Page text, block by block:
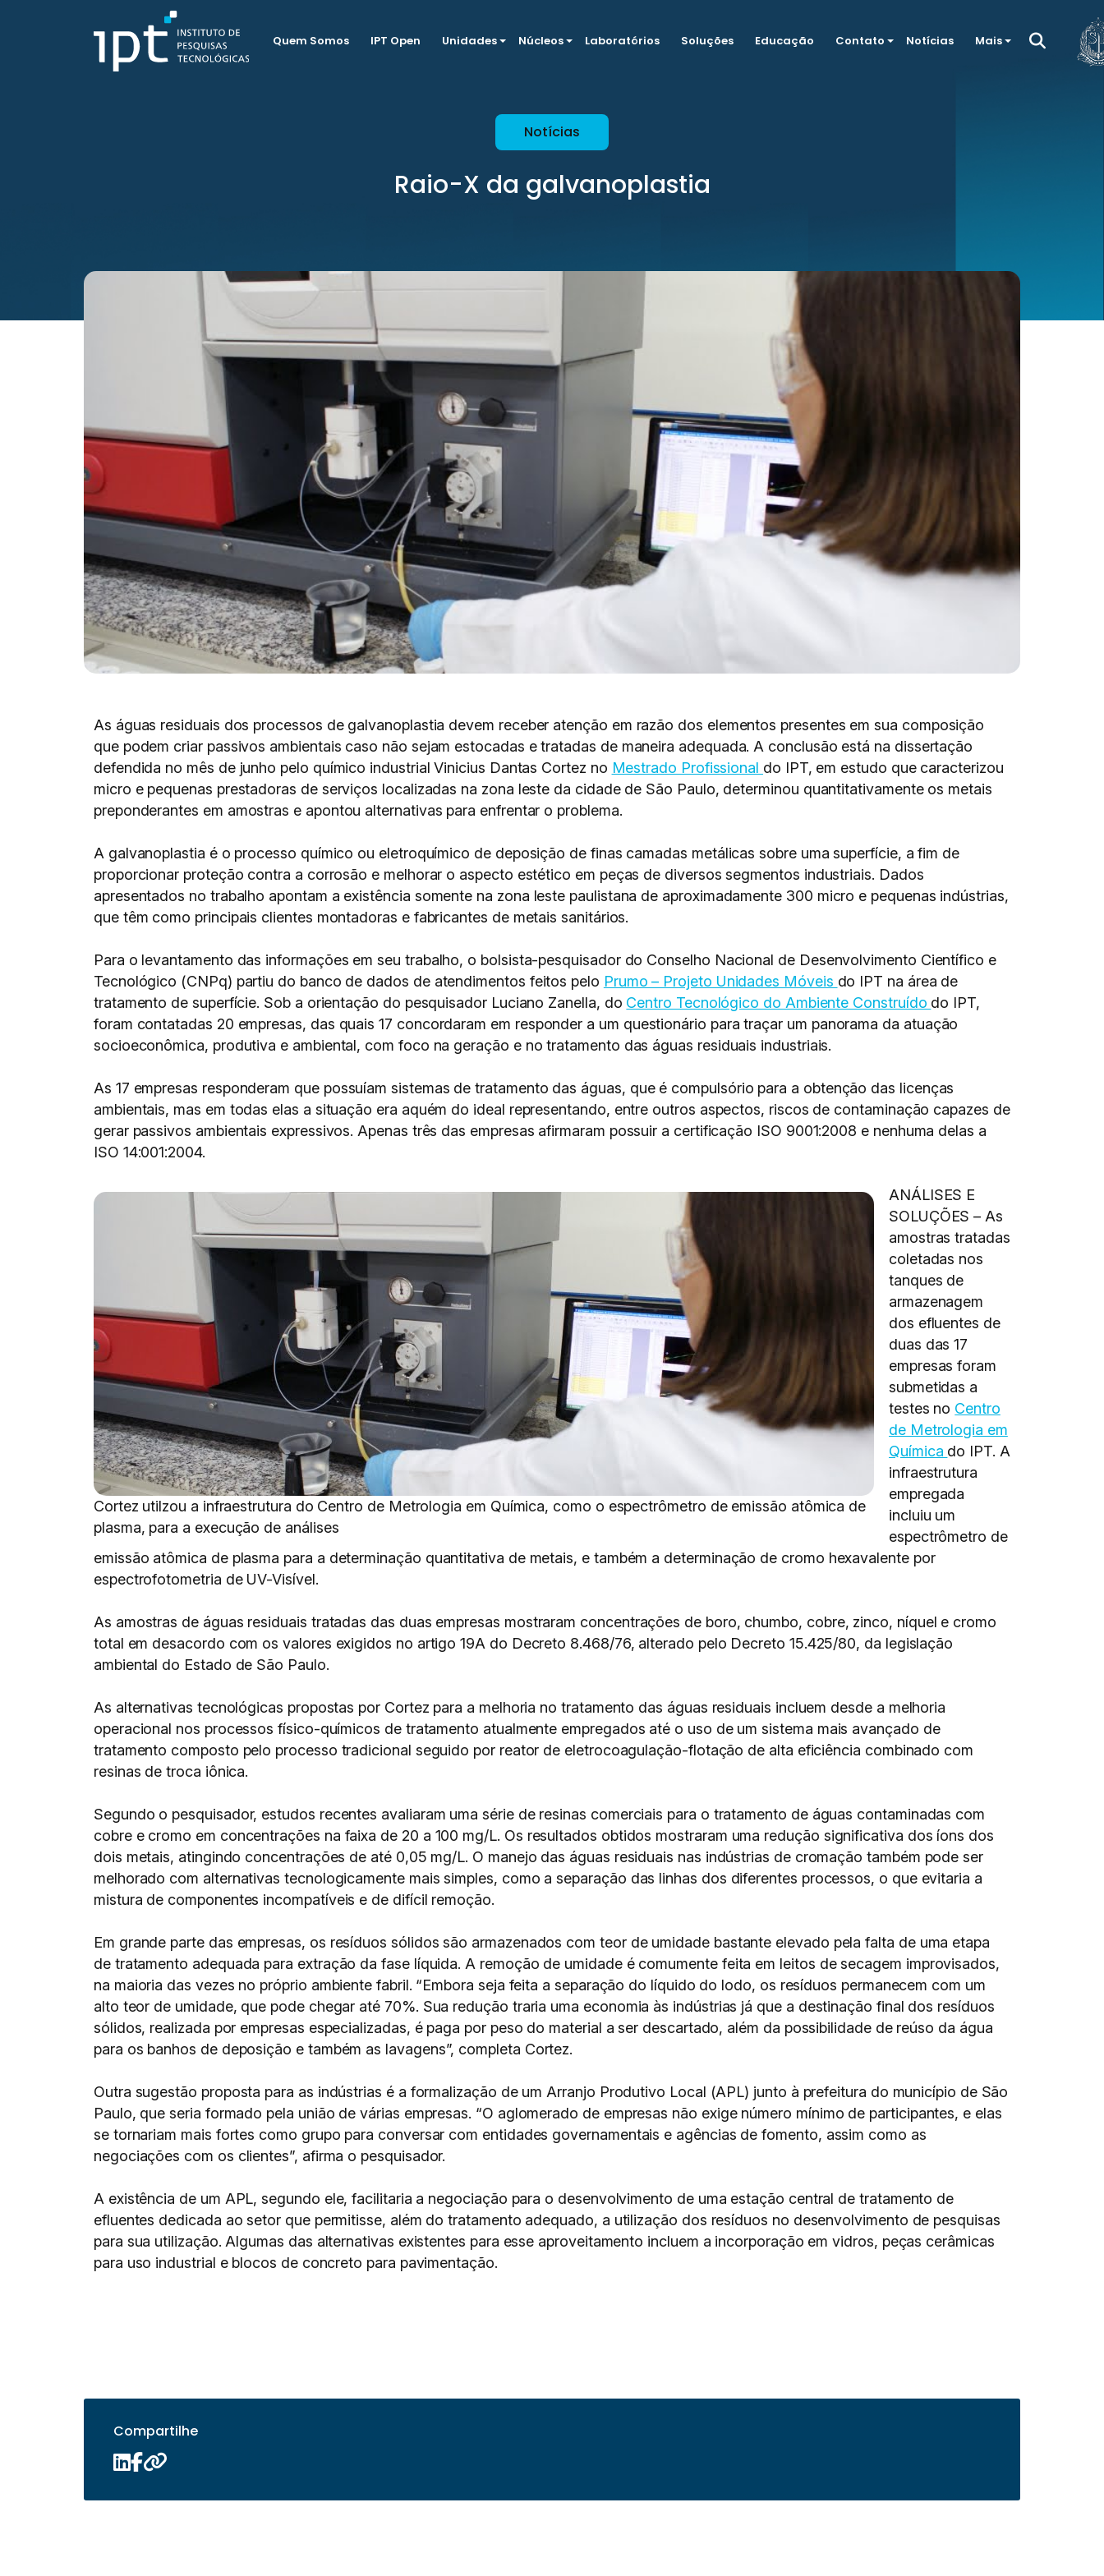
Quem Somos IPT Open Unidades Núcleos Laboratórios Soluções Educação Contato Notícias Mais
Notícias
Raio-X da galvanoplastia
As águas residuais dos processos de galvanoplastia devem receber atenção em razão dos elementos presentes em sua composição
que podem criar passivos ambientais caso não sejam estocadas e tratadas de maneira adequada. A conclusão está na dissertação
defendida no mês de junho pelo químico industrial Vinicius Dantas Cortez no Mestrado Profissional do IPT, em estudo que caracterizou
micro e pequenas prestadoras de serviços localizadas na zona leste da cidade de São Paulo, determinou quantitativamente os metais
preponderantes em amostras e apontou alternativas para enfrentar o problema.
A galvanoplastia é o processo químico ou eletroquímico de deposição de finas camadas metálicas sobre uma superfície, a fim de
proporcionar proteção contra a corrosão e melhorar o aspecto estético em peças de diversos segmentos industriais. Dados
apresentados no trabalho apontam a existência somente na zona leste paulistana de aproximadamente 300 micro e pequenas indústrias,
que têm como principais clientes montadoras e fabricantes de metais sanitários.
Para o levantamento das informações em seu trabalho, o bolsista-pesquisador do Conselho Nacional de Desenvolvimento Científico e
Tecnológico (CNPq) partiu do banco de dados de atendimentos feitos pelo Prumo – Projeto Unidades Móveis do IPT na área de
tratamento de superfície. Sob a orientação do pesquisador Luciano Zanella, do Centro Tecnológico do Ambiente Construído do IPT,
foram contatadas 20 empresas, das quais 17 concordaram em responder a um questionário para traçar um panorama da atuação
socioeconômica, produtiva e ambiental, com foco na geração e no tratamento das águas residuais industriais.
As 17 empresas responderam que possuíam sistemas de tratamento das águas, que é compulsório para a obtenção das licenças
ambientais, mas em todas elas a situação era aquém do ideal representando, entre outros aspectos, riscos de contaminação capazes de
gerar passivos ambientais expressivos. Apenas três das empresas afirmaram possuir a certificação ISO 9001:2008 e nenhuma delas a
ISO 14:001:2004.
Cortez utilzou a infraestrutura do Centro de Metrologia em Química, como o espectrômetro de emissão atômica de
plasma, para a execução de análises
ANÁLISES E
SOLUÇÕES – As
amostras tratadas
coletadas nos
tanques de
armazenagem
dos efluentes de
duas das 17
empresas foram
submetidas a
testes no Centro
de Metrologia em
Química do IPT. A
infraestrutura
empregada
incluiu um
espectrômetro de
emissão atômica de plasma para a determinação quantitativa de metais, e também a determinação de cromo hexavalente por
espectrofotometria de UV-Visível.
As amostras de águas residuais tratadas das duas empresas mostraram concentrações de boro, chumbo, cobre, zinco, níquel e cromo
total em desacordo com os valores exigidos no artigo 19A do Decreto 8.468/76, alterado pelo Decreto 15.425/80, da legislação
ambiental do Estado de São Paulo.
As alternativas tecnológicas propostas por Cortez para a melhoria no tratamento das águas residuais incluem desde a melhoria
operacional nos processos físico-químicos de tratamento atualmente empregados até o uso de um sistema mais avançado de
tratamento composto pelo processo tradicional seguido por reator de eletrocoagulação-flotação de alta eficiência combinado com
resinas de troca iônica.
Segundo o pesquisador, estudos recentes avaliaram uma série de resinas comerciais para o tratamento de águas contaminadas com
cobre e cromo em concentrações na faixa de 20 a 100 mg/L. Os resultados obtidos mostraram uma redução significativa dos íons dos
dois metais, atingindo concentrações de até 0,05 mg/L. O manejo das águas residuais nas indústrias de cromação também pode ser
melhorado com alternativas tecnologicamente mais simples, como a separação das linhas dos diferentes processos, o que evitaria a
mistura de componentes incompatíveis e de difícil remoção.
Em grande parte das empresas, os resíduos sólidos são armazenados com teor de umidade bastante elevado pela falta de uma etapa
de tratamento adequada para extração da fase líquida. A remoção de umidade é comumente feita em leitos de secagem improvisados,
na maioria das vezes no próprio ambiente fabril. “Embora seja feita a separação do líquido do lodo, os resíduos permanecem com um
alto teor de umidade, que pode chegar até 70%. Sua redução traria uma economia às indústrias já que a destinação final dos resíduos
sólidos, realizada por empresas especializadas, é paga por peso do material a ser descartado, além da possibilidade de reúso da água
para os banhos de deposição e também as lavagens”, completa Cortez.
Outra sugestão proposta para as indústrias é a formalização de um Arranjo Produtivo Local (APL) junto à prefeitura do município de São
Paulo, que seria formado pela união de várias empresas. “O aglomerado de empresas não exige número mínimo de participantes, e elas
se tornariam mais fortes como grupo para conversar com entidades governamentais e agências de fomento, assim como as
negociações com os clientes”, afirma o pesquisador.
A existência de um APL, segundo ele, facilitaria a negociação para o desenvolvimento de uma estação central de tratamento de
efluentes dedicada ao setor que permitisse, além do tratamento adequado, a utilização dos resíduos no desenvolvimento de pesquisas
para sua utilização. Algumas das alternativas existentes para esse aproveitamento incluem a incorporação em vidros, peças cerâmicas
para uso industrial e blocos de concreto para pavimentação.
Compartilhe